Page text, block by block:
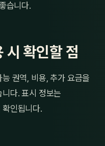
습니다.
시 확인할 점
권역, 비용, 추가 요금을
다. 표시 정보는
인됩니다.